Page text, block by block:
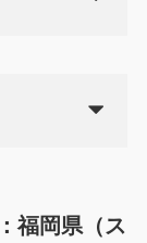
福岡県（ス